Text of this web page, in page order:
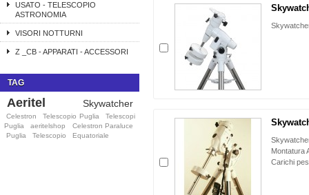
USATO - TELESCOPIO
ASTRONOMIA
VISORI NOTTURNI
Z _CB - APPARATI - ACCESSORI
TAG
Aeritel Skywatcher
Celestron Telescopio Puglia
Telescopi
Puglia
aeritelshop
Celestron Paraluce
Puglia
Telescopio Equatoriale
Montatura
Carichi